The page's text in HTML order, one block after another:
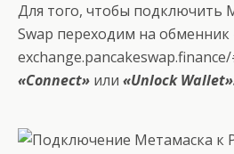
Для того, чтобы подключить
Swap переходим на обменник
«Connect» или «Unlock